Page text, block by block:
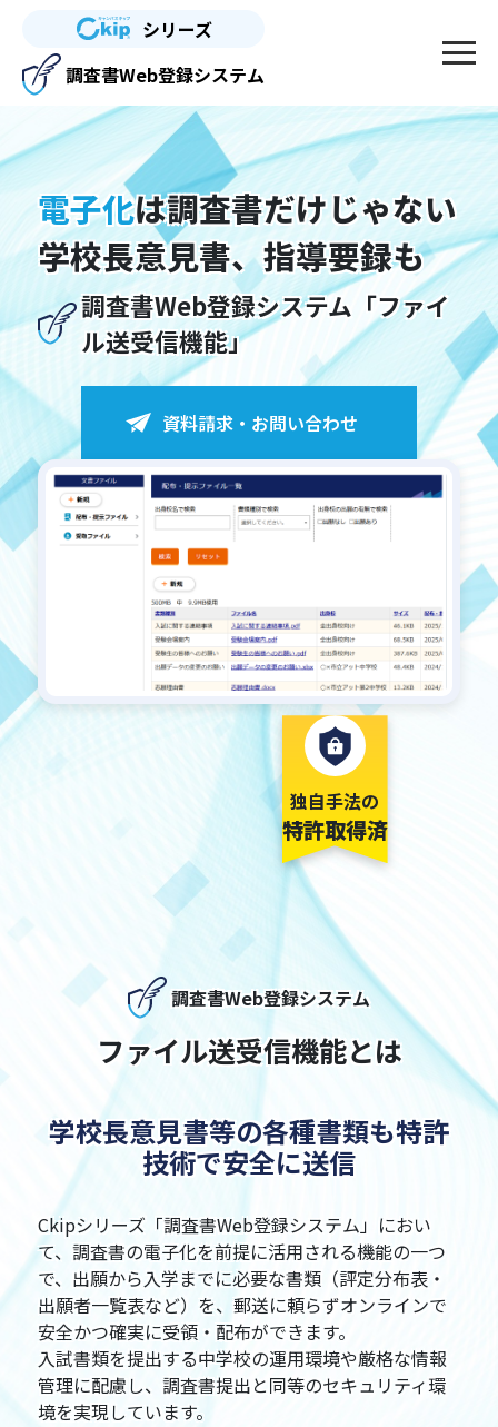
シリーズ
調査書Web登録システム
電子化は調査書だけじゃない
学校長意見書、指導要録も
調査書Web登録システム「ファイ
ル送受信機能」
資料請求・お問い合わせ
独自手法の
特許取得済
調査書Web登録システム
ファイル送受信機能とは
学校長意見書等の各種書類も特許
技術で安全に送信
Ckipシリーズ「調査書Web登録システム」におい
て、調査書の電子化を前提に活用される機能の一つ
で、出願から入学までに必要な書類（評定分布表・
出願者一覧表など）を、郵送に頼らずオンラインで
安全かつ確実に受領・配布ができます。
入試書類を提出する中学校の運用環境や厳格な情報
管理に配慮し、調査書提出と同等のセキュリティ環
境を実現しています。